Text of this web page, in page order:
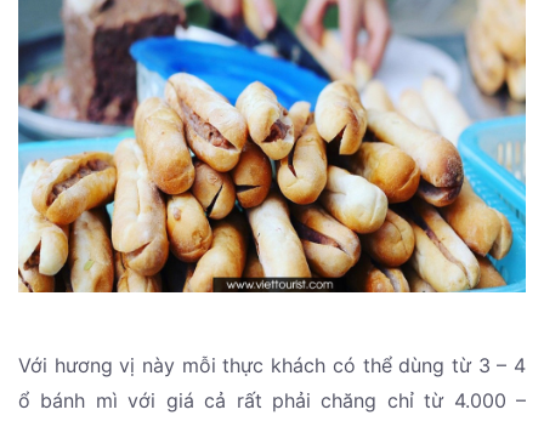
Với hương vị này mỗi thực khách có thể dùng từ 3 – 4
ổ bánh mì với giá cả rất phải chăng chỉ từ 4.000 –